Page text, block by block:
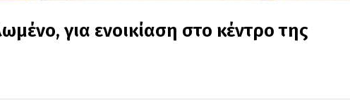
για ενοικίαση στο κέντρο της